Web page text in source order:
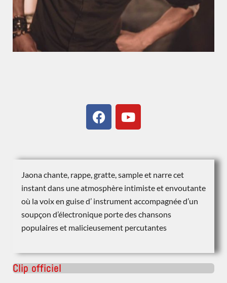
Jaona chante, rappe, gratte, sample et narre cet
instant dans une atmosphère intimiste et envoutante
où la voix en guise d’ instrument accompagnée d’un
soupçon d’électronique porte des chansons
populaires et malicieusement percutantes
Clip officiel